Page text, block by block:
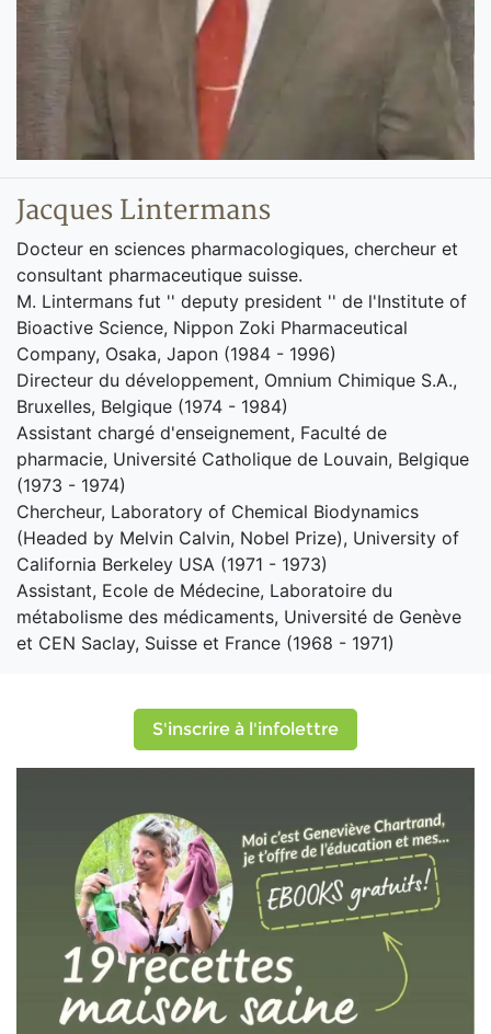
Jacques Lintermans
Docteur en sciences pharmacologiques, chercheur et
consultant pharmaceutique suisse.
M. Lintermans fut '' deputy president '' de l'Institute of
Bioactive Science, Nippon Zoki Pharmaceutical
Company, Osaka, Japon (1984 - 1996)
Directeur du développement, Omnium Chimique S.A.,
Bruxelles, Belgique (1974 - 1984)
Assistant chargé d'enseignement, Faculté de
pharmacie, Université Catholique de Louvain, Belgique
(1973 - 1974)
Chercheur, Laboratory of Chemical Biodynamics
(Headed by Melvin Calvin, Nobel Prize), University of
California Berkeley USA (1971 - 1973)
Assistant, Ecole de Médecine, Laboratoire du
métabolisme des médicaments, Université de Genève
et CEN Saclay, Suisse et France (1968 - 1971)
S'inscrire à l'infolettre